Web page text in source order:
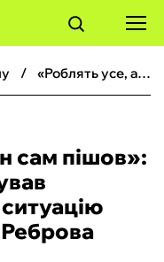
«Роблять усе, аби він сам пішов»: Циганик розкритикував керівництво УАФ за ситуацію навколо звільнення Реброва
сам пішов»: